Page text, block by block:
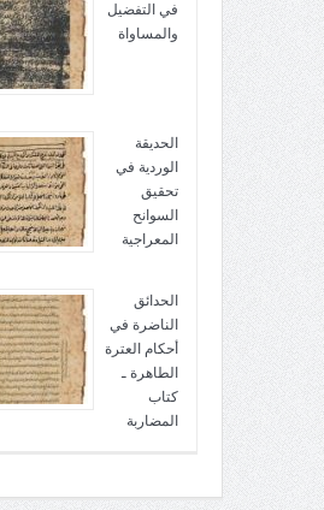
في التفضيل
والمساواة
الحديقة
الوردية في
تحقيق
السوانح
المعراجية
الحدائق
الناضرة في
أحكام العترة
الطاهرة ـ
كتاب
المضاربة